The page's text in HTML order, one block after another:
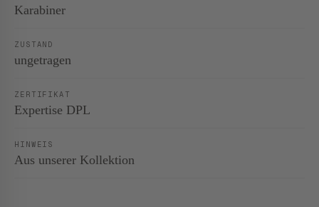
Karabiner
ZUSTAND
ungetragen
ZERTIFIKAT
Expertise DPL
HINWEIS
Aus unserer Kollektion